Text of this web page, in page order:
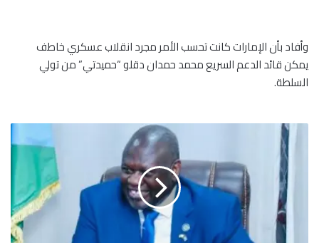
وأفاد بأن الإمارات كانت تحسب الأمر مجرد انقلاب عسكري خاطف
يمكن قائد الدعم السريع محمد حمدان دقلو “حميدتي” من تولي
السلطة.